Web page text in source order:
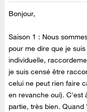
Bonjour,
Saison 1 : Nous
pour me dire que je
individuelle,
je suis censé être
celui ne peut rien faire
en revanche oui). C'est
partie, très bien.